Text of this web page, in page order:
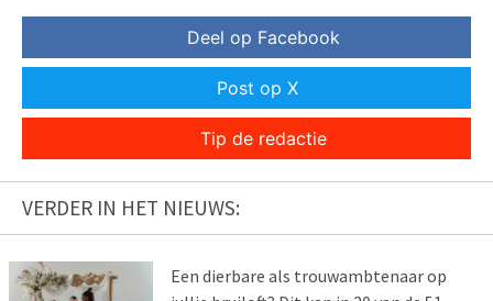
Deel op Facebook
Post op X
Tip de redactie
VERDER IN HET NIEUWS:
Een dierbare als trouwambtenaar op